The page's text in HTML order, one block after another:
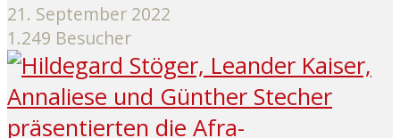
21. September 2022
1.249 Besucher